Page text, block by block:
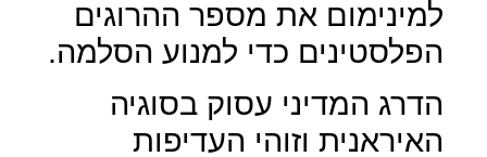
למינימום את מספר ההרוגים
הפלסטינים כדי למנוע הסלמה.
הדרג המדיני עסוק בסוגיה
האיראנית וזוהי העדיפות